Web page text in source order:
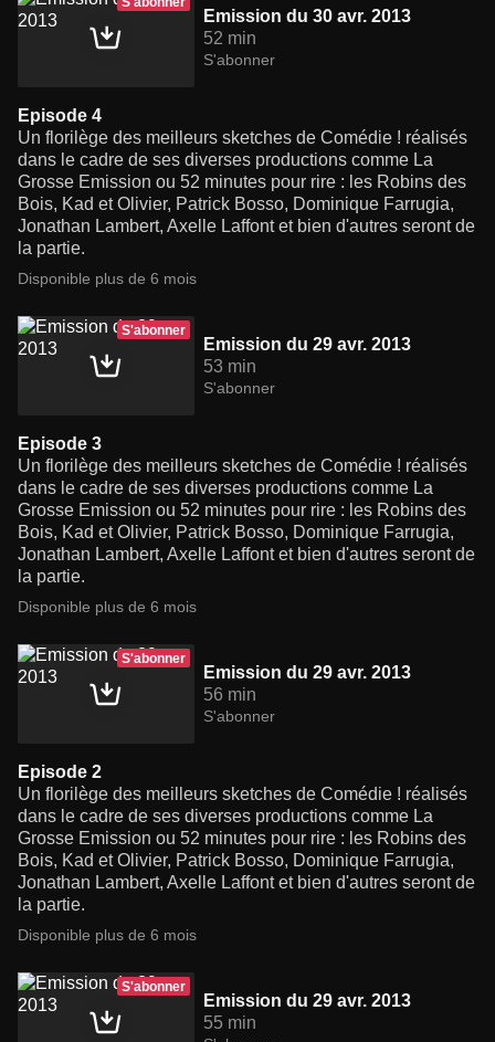
Emission du 30 avr. 2013
52 min
S'abonner
Episode 4
Un florilège des meilleurs sketches de Comédie ! réalisés
dans le cadre de ses diverses productions comme La
Grosse Emission ou 52 minutes pour rire : les Robins des
Bois, Kad et Olivier, Patrick Bosso, Dominique Farrugia,
Jonathan Lambert, Axelle Laffont et bien d'autres seront de
la partie.
Disponible plus de 6 mois
S'abonner
Emission du 29 avr. 2013
53 min
S'abonner
Episode 3
Un florilège des meilleurs sketches de Comédie ! réalisés
dans le cadre de ses diverses productions comme La
Grosse Emission ou 52 minutes pour rire : les Robins des
Bois, Kad et Olivier, Patrick Bosso, Dominique Farrugia,
Jonathan Lambert, Axelle Laffont et bien d'autres seront de
la partie.
Disponible plus de 6 mois
S'abonner
Emission du 29 avr. 2013
56 min
S'abonner
Episode 2
Un florilège des meilleurs sketches de Comédie ! réalisés
dans le cadre de ses diverses productions comme La
Grosse Emission ou 52 minutes pour rire : les Robins des
Bois, Kad et Olivier, Patrick Bosso, Dominique Farrugia,
Jonathan Lambert, Axelle Laffont et bien d'autres seront de
la partie.
Disponible plus de 6 mois
S'abonner
Emission du 29 avr. 2013
55 min